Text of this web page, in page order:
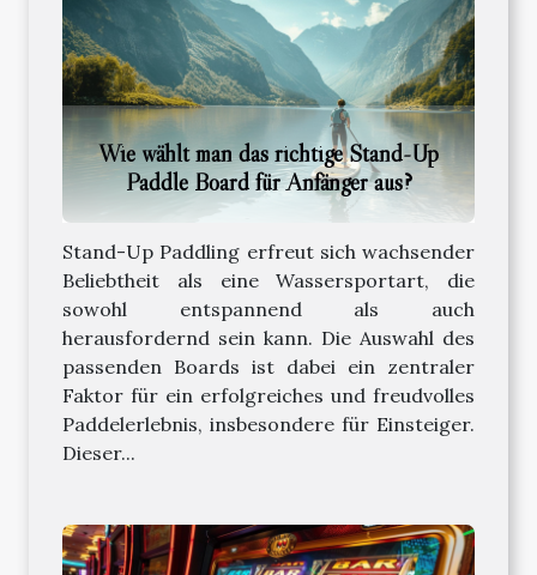
Wie wählt man das richtige Stand-Up
Paddle Board für Anfänger aus?
Stand-Up Paddling erfreut sich wachsender
Beliebtheit als eine Wassersportart, die
sowohl entspannend als auch
herausfordernd sein kann. Die Auswahl des
passenden Boards ist dabei ein zentraler
Faktor für ein erfolgreiches und freudvolles
Paddelerlebnis, insbesondere für Einsteiger.
Dieser...